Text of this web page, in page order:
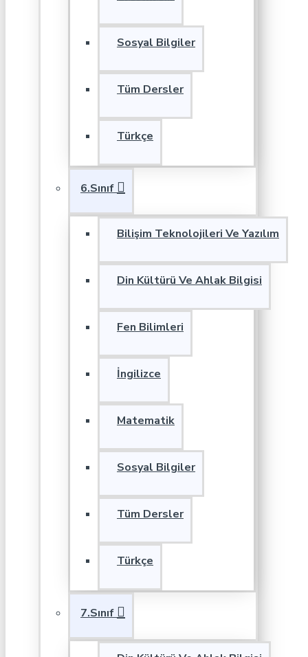
Sosyal Bilgiler
Tüm Dersler
Türkçe
6.Sınıf
Bilişim Teknolojileri Ve Yazılım
Din Kültürü Ve Ahlak Bilgisi
Fen Bilimleri
İngilizce
Matematik
Sosyal Bilgiler
Tüm Dersler
Türkçe
7.Sınıf